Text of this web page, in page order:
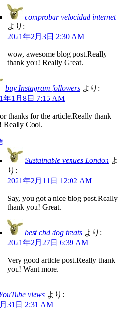
comprobar velocidad internet
より:
2021年2月3日 2:30 AM
wow, awesome blog post.Really
thank you! Really Great.
buy Instagram followers より:
年1月8日 7:15 AM
thanks for the article.Really thank
Really Cool.
Sustainable venues London よ
り:
2021年2月11日 12:02 AM
Say, you got a nice blog post.Really
thank you! Great.
best cbd dog treats より:
2021年2月27日 6:39 AM
Very good article post.Really thank
you! Want more.
views より:
31日 2:31 AM